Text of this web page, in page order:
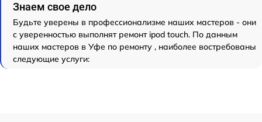
Знаем свое дело
Будьте уверены в профессионализме наших мастеров - они
с уверенностью выполнят ремонт ipod touch. По данным
наших мастеров в Уфе по ремонту , наиболее востребованы
следующие услуги: